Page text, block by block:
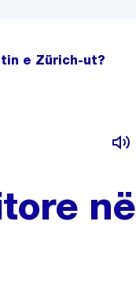
e Zürich-ut?
në